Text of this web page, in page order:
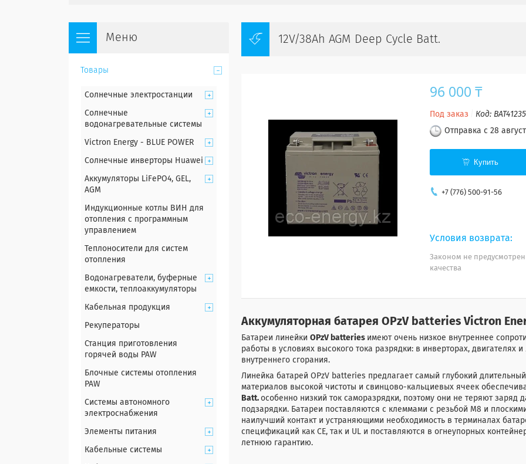
12V/38Ah AGM Deep Cycle Batt.
96 000 ₸
Под заказ Код:
Отправка с 28
Купить
+7 (776) 500-91-56
Законом не
качества
Аккумуляторная батарея OPzV batteries Victron
Батареи линейки OPzV batteries имеют очень низкое внутреннее
работы в условиях высокого тока разрядки: в инверторах, двигателях
внутреннего сгорания.
Линейка батарей OPzV batteries предлагает самый глубокий
материалов высокой чистоты и свинцово-кальциевых ячеек
Batt. особенно низкий ток саморазрядки, поэтому они не теряют
подзарядки. Батареи поставляются с клеммами с резьбой М8 и
наилучший контакт и устраняющими необходимость в терминалах
спецификаций как CE, так и UL и поставляются в огнеупорных
летнюю гарантию.
Товары
Солнечные электростанции
Солнечные
водонагревательные системы
Victron Energy - BLUE POWER
Солнечные инверторы Huawei
Аккумуляторы LiFePO4, GEL,
AGM
Индукционные котлы ВИН для
отопления с программным
управлением
Теплоносители для систем
отопления
Водонагреватели, буферные
емкости, теплоаккумуляторы
Кабельная продукция
Рекуператоры
Станция приготовления
горячей воды PAW
Блочные системы отопления
PAW
Системы автономного
электроснабжения
Элементы питания
Кабельные системы